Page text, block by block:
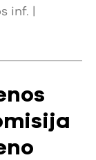
inf. |